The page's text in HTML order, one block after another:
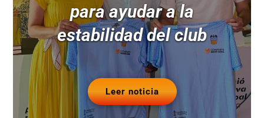
para ayudar a la
estabilidad del club
Leer noticia